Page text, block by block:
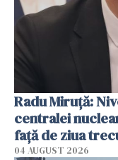
Radu Miruţă:
centralei
faţă de ziua
04 AUGUST 2026